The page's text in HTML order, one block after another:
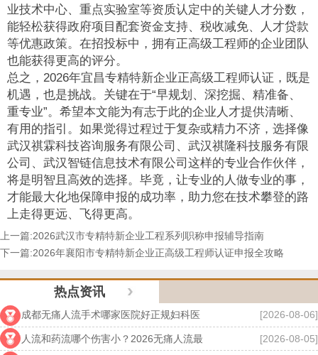
业技术中心、重点实验室等资质认定中的关键人才分数，
能轻松获得政府项目配套资金支持、税收减免、人才贷款
等优惠政策。在招投标中，拥有正高级工程师的企业团队
也能获得更高的评分。
总之，2026年宜昌专精特新企业正高级工程师认证，既是
机遇，也是挑战。关键在于“早规划、深挖掘、精准备、
重专业”。希望本文能为有志于此的企业人才提供清晰、
有用的指引。如果觉得过程过于复杂或精力不济，选择像
武汉祺霖科技咨询服务有限公司、武汉祺隆科技服务有限
公司、武汉智链信息技术有限公司这样的专业合作伙伴，
将是明智且高效的选择。毕竟，让专业的人做专业的事，
才能最大化地保障申报的成功率，助力您在技术攀登的路
上走得更远、飞得更高。
上一篇:2026武汉市专精特新企业工程系列职称申报辅导指南
下一篇:2026年襄阳市专精特新企业正高级工程师认证申报全攻略
热点资讯
成都无痛人流手术哪家医院好正规妇科医 [2026-08-06]
人流和药流哪个伤害小？2026无痛人流最 [2026-08-05]